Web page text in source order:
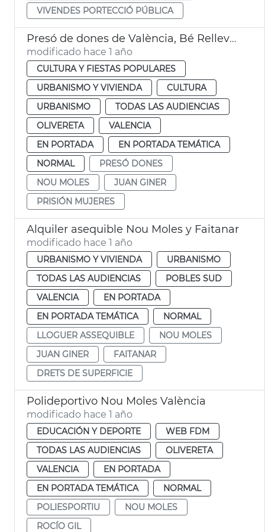
VIVENDES PORTECCIÓ PÚBLICA
Presó de dones de València, Bé Rellevància Local
modificado hace 1 año
CULTURA Y FIESTAS POPULARES
URBANISMO Y VIVIENDA
CULTURA
URBANISMO
TODAS LAS AUDIENCIAS
OLIVERETA
VALENCIA
EN PORTADA
EN PORTADA TEMÁTICA
NORMAL
PRESÓ DONES
NOU MOLES
JUAN GINER
PRISIÓN MUJERES
Alquiler asequible Nou Moles y Faitanar
modificado hace 1 año
URBANISMO Y VIVIENDA
URBANISMO
TODAS LAS AUDIENCIAS
POBLES SUD
VALENCIA
EN PORTADA
EN PORTADA TEMÁTICA
NORMAL
LLOGUER ASSEQUIBLE
NOU MOLES
JUAN GINER
FAITANAR
DRETS DE SUPERFICIE
Polideportivo Nou Moles València
modificado hace 1 año
EDUCACIÓN Y DEPORTE
WEB FDM
TODAS LAS AUDIENCIAS
OLIVERETA
VALENCIA
EN PORTADA
EN PORTADA TEMÁTICA
NORMAL
POLIESPORTIU
NOU MOLES
ROCÍO GIL